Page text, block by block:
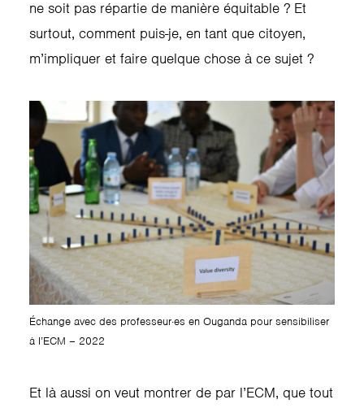
ne soit pas répartie de manière équitable ? Et
surtout, comment puis-je, en tant que citoyen,
m’impliquer et faire quelque chose à ce sujet ?
Échange avec des professeur·es en Ouganda pour sensibiliser
à l’ECM – 2022
Et là aussi on veut montrer de par l’ECM, que tout